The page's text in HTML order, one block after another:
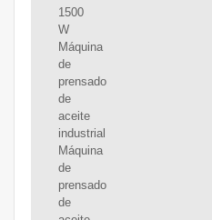
1500
W
Máquina
de
prensado
de
aceite
industrial
Máquina
de
prensado
de